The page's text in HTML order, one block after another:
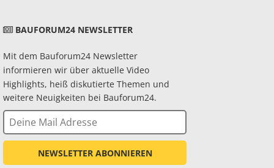
BAUFORUM24 NEWSLETTER
Mit dem Bauforum24 Newsletter
informieren wir über aktuelle Video
Highlights, heiß diskutierte Themen und
weitere Neuigkeiten bei Bauforum24.
NEWSLETTER ABONNIEREN